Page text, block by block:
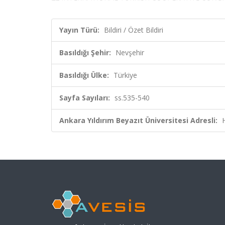
Yayın Türü: Bildiri / Özet Bildiri
Basıldığı Şehir: Nevşehir
Basıldığı Ülke: Türkiye
Sayfa Sayıları: ss.535-540
Ankara Yıldırım Beyazıt Üniversitesi Adresli: